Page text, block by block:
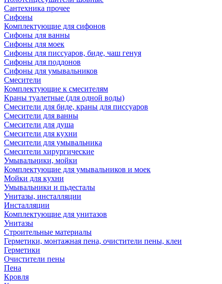
Сантехника прочее
Сифоны
Комплектующие для сифонов
Сифоны для ванны
Сифоны для моек
Сифоны для писсуаров, биде, чаш генуя
Сифоны для поддонов
Сифоны для умывальников
Смесители
Комплектующие к смесителям
Краны туалетные (для одной воды)
Смесители для биде, краны для писсуаров
Смесители для ванны
Смесители для душа
Смесители для кухни
Смесители для умывальника
Смесители хирургические
Умывальники, мойки
Комплектующие для умывальников и моек
Мойки для кухни
Умывальники и пьдесталы
Унитазы, инсталляции
Инсталляции
Комплектующие для унитазов
Унитазы
Строительные материалы
Герметики, монтажная пена, очистители пены, клеи
Герметики
Очистители пены
Пена
Кровля